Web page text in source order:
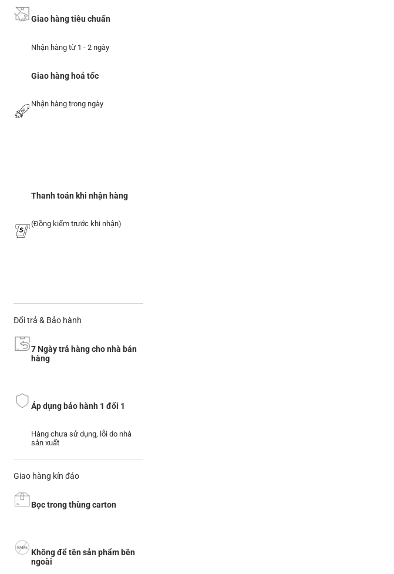
Giao hàng tiêu chuẩn
Nhận hàng từ 1 - 2 ngày
Giao hàng hoả tốc
Nhận hàng trong ngày
Thanh toán khi nhận hàng
(Đồng kiểm trước khi nhận)
Đổi trả & Bảo hành
7 Ngày trả hàng cho nhà bán
hàng
Áp dụng bảo hành 1 đổi 1
Hàng chưa sử dụng, lỗi do nhà
sản xuất
Giao hàng kín đáo
Bọc trong thùng carton
Không để tên sản phẩm bên
ngoài